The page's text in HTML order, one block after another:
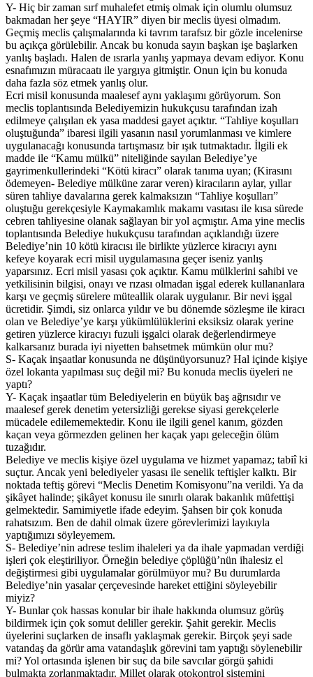
Y- Hiç bir zaman sırf muhalefet etmiş olmak için olumlu olumsuz
bakmadan her şeye “HAYIR” diyen bir meclis üyesi olmadım.
Geçmiş meclis çalışmalarında ki tavrım tarafsız bir gözle incelenirse
bu açıkça görülebilir. Ancak bu konuda sayın başkan işe başlarken
yanlış başladı. Halen de ısrarla yanlış yapmaya devam ediyor. Konu
esnafımızın müracaatı ile yargıya gitmiştir. Onun için bu konuda
daha fazla söz etmek yanlış olur.
Ecri misil konusunda maalesef aynı yaklaşımı görüyorum. Son
meclis toplantısında Belediyemizin hukukçusu tarafından izah
edilmeye çalışılan ek yasa maddesi gayet açıktır. “Tahliye koşulları
oluştuğunda” ibaresi ilgili yasanın nasıl yorumlanması ve kimlere
uygulanacağı konusunda tartışmasız bir ışık tutmaktadır. İlgili ek
madde ile “Kamu mülkü” niteliğinde sayılan Belediye’ye
gayrimenkullerindeki “Kötü kiracı” olarak tanıma uyan; (Kirasını
ödemeyen- Belediye mülküne zarar veren) kiracıların aylar, yıllar
süren tahliye davalarına gerek kalmaksızın “Tahliye koşulları”
oluştuğu gerekçesiyle Kaymakamlık makamı vasıtası ile kısa sürede
cebren tahliyesine olanak sağlayan bir yol açmıştır. Ama yine meclis
toplantısında Belediye hukukçusu tarafından açıklandığı üzere
Belediye’nin 10 kötü kiracısı ile birlikte yüzlerce kiracıyı aynı
kefeye koyarak ecri misil uygulamasına geçer iseniz yanlış
yaparsınız. Ecri misil yasası çok açıktır. Kamu mülklerini sahibi ve
yetkilisinin bilgisi, onayı ve rızası olmadan işgal ederek kullananlara
karşı ve geçmiş sürelere müteallik olarak uygulanır. Bir nevi işgal
ücretidir. Şimdi, siz onlarca yıldır ve bu dönemde sözleşme ile kiracı
olan ve Belediye’ye karşı yükümlülüklerini eksiksiz olarak yerine
getiren yüzlerce kiracıyı fuzuli işgalci olarak değerlendirmeye
kalkarsanız burada iyi niyetten bahsetmek mümkün olur mu?
S- Kaçak inşaatlar konusunda ne düşünüyorsunuz? Hal içinde kişiye
özel lokanta yapılması suç değil mi? Bu konuda meclis üyeleri ne
yaptı?
Y- Kaçak inşaatlar tüm Belediyelerin en büyük baş ağrısıdır ve
maalesef gerek denetim yetersizliği gerekse siyasi gerekçelerle
mücadele edilememektedir. Konu ile ilgili genel kanım, gözden
kaçan veya görmezden gelinen her kaçak yapı geleceğin ölüm
tuzağıdır.
Belediye ve meclis kişiye özel uygulama ve hizmet yapamaz; tabiî ki
suçtur. Ancak yeni belediyeler yasası ile senelik teftişler kalktı. Bir
noktada teftiş görevi “Meclis Denetim Komisyonu”na verildi. Ya da
şikâyet halinde; şikâyet konusu ile sınırlı olarak bakanlık müfettişi
gelmektedir. Samimiyetle ifade edeyim. Şahsen bir çok konuda
rahatsızım. Ben de dahil olmak üzere görevlerimizi layıkıyla
yaptığımızı söyleyemem.
S- Belediye’nin adrese teslim ihaleleri ya da ihale yapmadan verdiği
işleri çok eleştiriliyor. Örneğin belediye çöplüğü’nün ihalesiz el
değiştirmesi gibi uygulamalar görülmüyor mu? Bu durumlarda
Belediye’nin yasalar çerçevesinde hareket ettiğini söyleyebilir
miyiz?
Y- Bunlar çok hassas konular bir ihale hakkında olumsuz görüş
bildirmek için çok somut deliller gerekir. Şahit gerekir. Meclis
üyelerini suçlarken de insaflı yaklaşmak gerekir. Birçok şeyi sade
vatandaş da görür ama vatandaşlık görevini tam yaptığı söylenebilir
mi? Yol ortasında işlenen bir suç da bile savcılar görgü şahidi
bulmakta zorlanmaktadır. Millet olarak otokontrol sistemini